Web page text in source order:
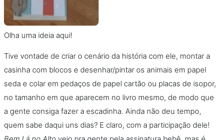
Olha uma ideia aqui!
Tive vontade de criar o cenário da história com ele, montar a
casinha com blocos e desenhar/pintar os animais em papel
seda e colar em pedaços de papel cartão ou placas de isopor,
no tamanho em que aparecem no livro mesmo, de modo que
a gente consiga fazer a escadinha. Ainda não deu tempo,
quem sabe daqui uns dias? E claro, com a participação dele!